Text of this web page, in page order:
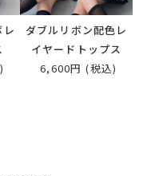
ダブルリボン配色レ
イヤードトップス
6,600円 (税込)